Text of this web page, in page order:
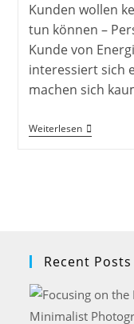
Kunden wollen
tun können –
Kunde von
interessiert sich
machen sich
WeiterlesenKunden
Wollen
Recent Posts